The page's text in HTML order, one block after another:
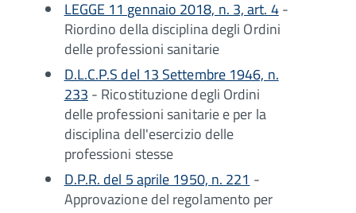
LEGGE 11 gennaio 2018, n. 3, art. 4-
Riordino della disciplina degli Ordini
delle professioni sanitarie
D.L.C.P.S del 13 Settembre 1946, n.
233 - Ricostituzione degli Ordini
delle professioni sanitarie e per la
disciplina dell'esercizio delle
professioni stesse
D.P.R. del 5 aprile 1950, n. 221 -
Approvazione del regolamento per